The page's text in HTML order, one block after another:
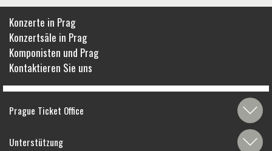
Konzerte in Prag
Konzertsäle in Prag
Komponisten und Prag
Kontaktieren Sie uns
Prague Ticket Office
Unterstützung